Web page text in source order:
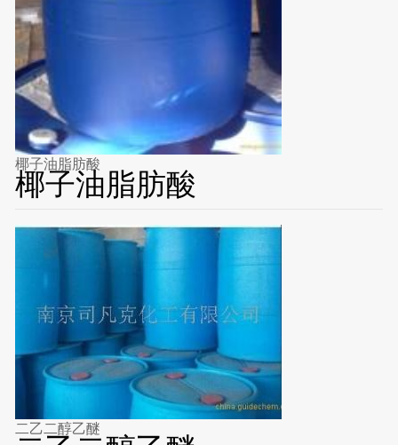
椰子油脂肪酸
椰子油脂肪酸
二乙二醇乙醚